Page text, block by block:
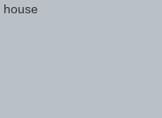
house